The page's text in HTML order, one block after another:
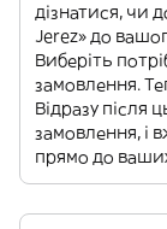
дізнатися, чи
Jerez» до
Виберіть
замовлення.
Відразу після
замовлення, і
прямо до